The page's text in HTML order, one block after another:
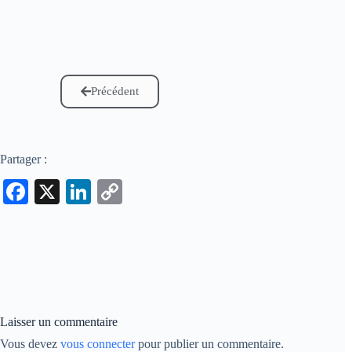
Précédent
Partager :
Fa
X
Li
Laisser un commentaire
Vous devez vous connecterpour publier un commentaire.